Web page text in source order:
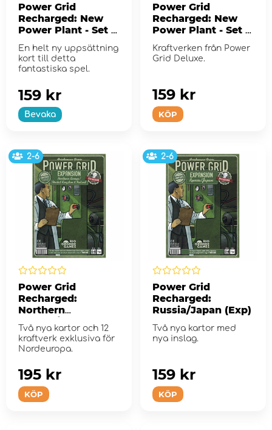
Power Grid
Recharged: New
Power Plant - Set 1
En helt ny uppsättning
kort till detta
fantastiska spel.
Bevaka
159 kr
Power Grid
Recharged: New
Power Plant - Set 2
Kraftverken från Power
Grid Deluxe.
KÖP
159 kr
2-6
Power Grid
Recharged:
Northern
Europe/United
Kingdom & Ireland
(Exp.)
Två nya kartor och 12
kraftverk exklusiva för
Nordeuropa.
KÖP
195 kr
2-6
Power Grid
Recharged:
Russia/Japan (Exp)
Två nya kartor med
nya inslag.
KÖP
159 kr